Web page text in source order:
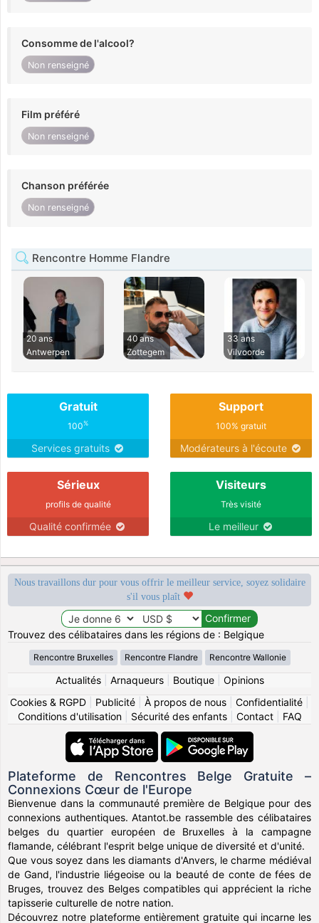
Consomme de l'alcool?
Non renseigné
Film préféré
Non renseigné
Chanson préférée
Non renseigné
Rencontre Homme Flandre
20 ans
Antwerpen
40 ans
Zottegem
33 ans
Vilvoorde
Gratuit
100%
Services gratuits
Support
100% gratuit
Modérateurs à l'écoute
Sérieux
profils de qualité
Qualité confirmée
Visiteurs
Très visité
Le meilleur
Nous travaillons dur pour vous offrir le meilleur service, soyez solidaire
s'il vous plaît
Trouvez des célibataires dans les régions de : Belgique
Rencontre Bruxelles Rencontre Flandre Rencontre Wallonie
Actualités| Arnaqueurs| Boutique| Opinions
Cookies & RGPD
Publicité À propos de nous Confidentialité
Conditions d'utilisation| Sécurité des enfants| Contact| FAQ
Plateforme de Rencontres Belge Gratuite –
Connexions Cœur de l'Europe
Bienvenue dans la communauté première de Belgique pour des
connexions authentiques. Atantot.be rassemble des célibataires
belges du quartier européen de Bruxelles à la campagne
flamande, célébrant l'esprit belge unique de diversité et d'unité.
Que vous soyez dans les diamants d'Anvers, le charme médiéval
de Gand, l'industrie liégeoise ou la beauté de conte de fées de
Bruges, trouvez des Belges compatibles qui apprécient la riche
tapisserie culturelle de notre nation.
Découvrez notre plateforme entièrement gratuite qui incarne les